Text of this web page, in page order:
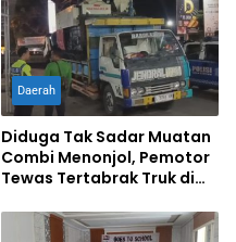
Daerah
Diduga Tak Sadar Muatan
Combi Menonjol, Pemotor
Tewas Tertabrak Truk di